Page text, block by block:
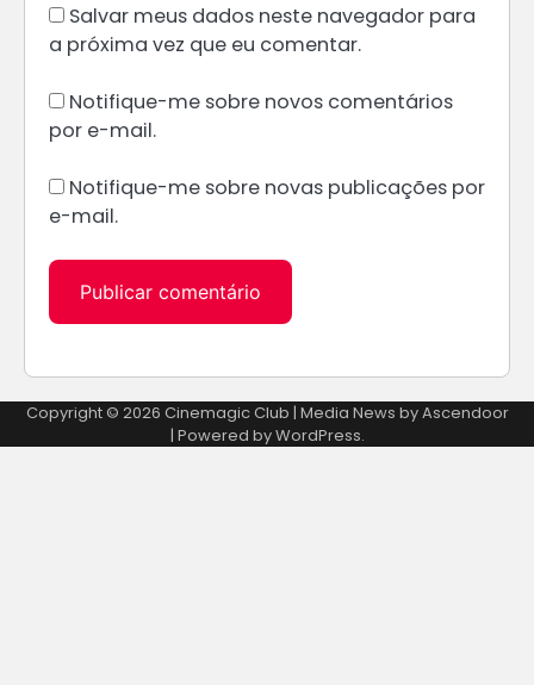
Salvar meus dados neste navegador para
a próxima vez que eu comentar.
Notifique-me sobre novos comentários
por e-mail.
Notifique-me sobre novas publicações por
e-mail.
Copyright © 2026 Cinemagic Club | Media News byAscendoor
| Powered byWordPress.